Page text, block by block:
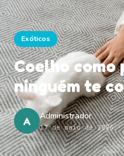
Exóticos
Coelho como
ninguém te
A Administrador
17 de maio de 2026·